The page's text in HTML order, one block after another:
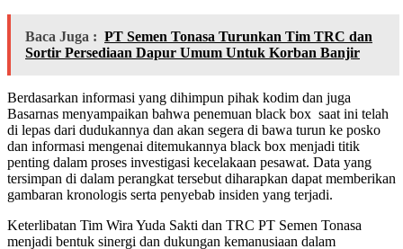
Baca Juga : PT Semen Tonasa Turunkan Tim TRC dan
Sortir Persediaan Dapur Umum Untuk Korban Banjir
Berdasarkan informasi yang dihimpun pihak kodim dan juga
Basarnas menyampaikan bahwa penemuan black box saat ini telah
di lepas dari dudukannya dan akan segera di bawa turun ke posko
dan informasi mengenai ditemukannya black box menjadi titik
penting dalam proses investigasi kecelakaan pesawat. Data yang
tersimpan di dalam perangkat tersebut diharapkan dapat memberikan
gambaran kronologis serta penyebab insiden yang terjadi.
Keterlibatan Tim Wira Yuda Sakti dan TRC PT Semen Tonasa
menjadi bentuk sinergi dan dukungan kemanusiaan dalam